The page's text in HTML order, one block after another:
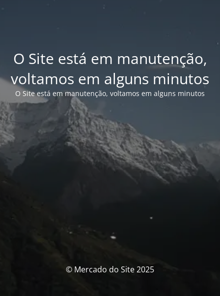
O Site está em manutenção,
voltamos em alguns minutos
O Site está em manutenção, voltamos em alguns minutos
© Mercado do Site 2025